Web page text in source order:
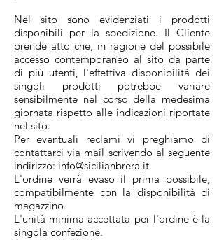
Nel sito sono evidenziati i prodotti
disponibili per la spedizione. Il Cliente
prende atto che, in ragione del possibile
accesso contemporaneo al sito da parte
di più utenti, l'effettiva disponibilità dei
singoli prodotti potrebbe variare
sensibilmente nel corso della medesima
giornata rispetto alle indicazioni riportate
nel sito.
Per eventuali reclami vi preghiamo di
contattarci via mail scrivendo al seguente
indirizzo: info@sicilianbrera.it.
L'ordine verrà evaso il prima possibile,
compatibilmente con la disponibilità di
magazzino.
L'unità minima accettata per l'ordine è la
singola confezione.